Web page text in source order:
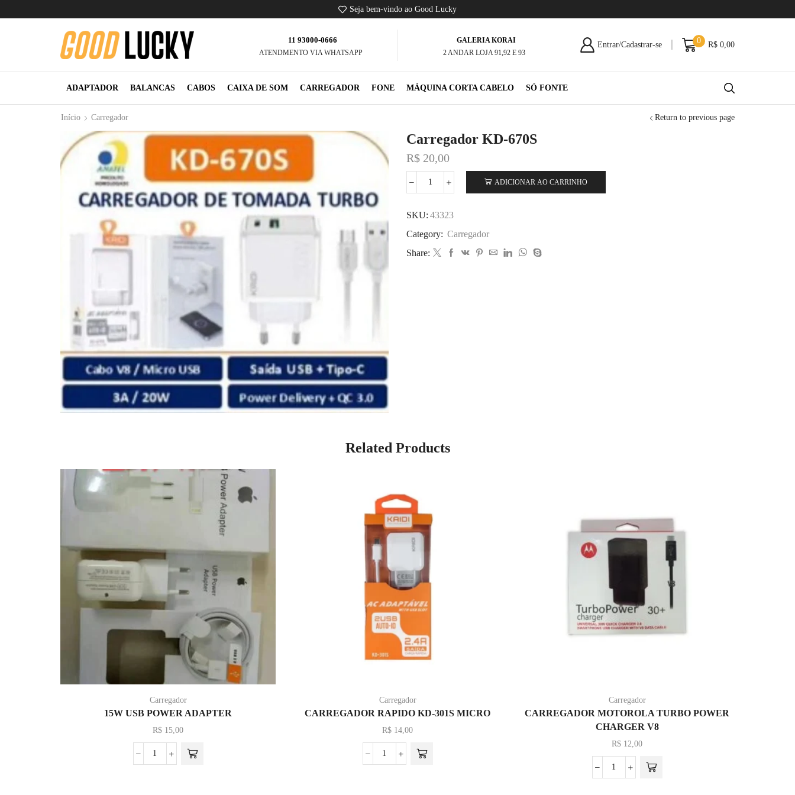
Seja bem-vindo ao Good Lucky
11 93000-0666
ATENDMENTO VIA WHATSAPP
GALERIA KORAI
2 ANDAR LOJA 91,92 E 93
Entrar/Cadastrar-se 0 R$ 0,00
ADAPTADOR BALANCAS CABOS CAIXA DE SOM CARREGADOR FONE MÁQUINA CORTA CABELO SÓ FONTE
Início Carregador Return to previous page
Carregador KD-670S
R$ 20,00
ADICIONAR AO CARRINHO
SKU: 43323
Category: Carregador
Share:
Related Products
Carregador
15W USB POWER ADAPTER
R$ 15,00
Carregador
CARREGADOR RAPIDO KD-301S MICRO
R$ 14,00
Carregador
CARREGADOR MOTOROLA TURBO POWER
CHARGER V8
R$ 12,00